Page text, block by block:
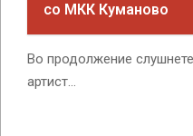
со МКК Куманово
Во продолжение слушнете
артист…